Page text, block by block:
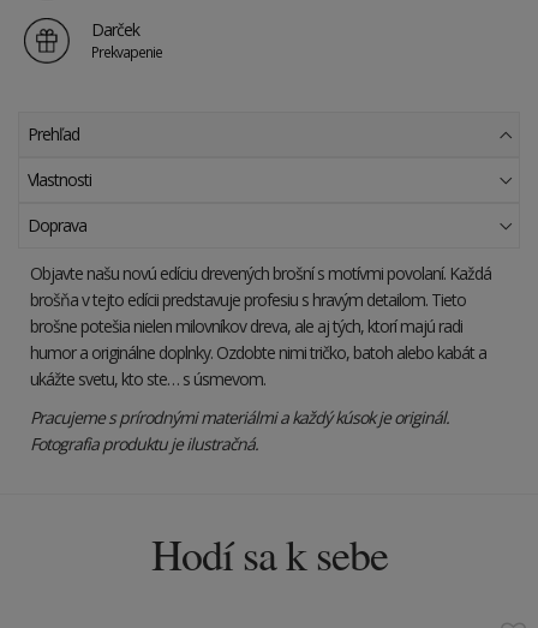
Darček
Prekvapenie
Prehľad
Vlastnosti
Doprava
Objavte našu novú edíciu drevených brošní s motívmi povolaní. Každá
brošňa v tejto edícii predstavuje profesiu s hravým detailom. Tieto
brošne potešia nielen milovníkov dreva, ale aj tých, ktorí majú radi
humor a originálne doplnky. Ozdobte nimi tričko, batoh alebo kabát a
ukážte svetu, kto ste… s úsmevom.
Pracujeme s prírodnými materiálmi a každý kúsok je originál.
Fotografia produktu je ilustračná.
Hodí sa k sebe